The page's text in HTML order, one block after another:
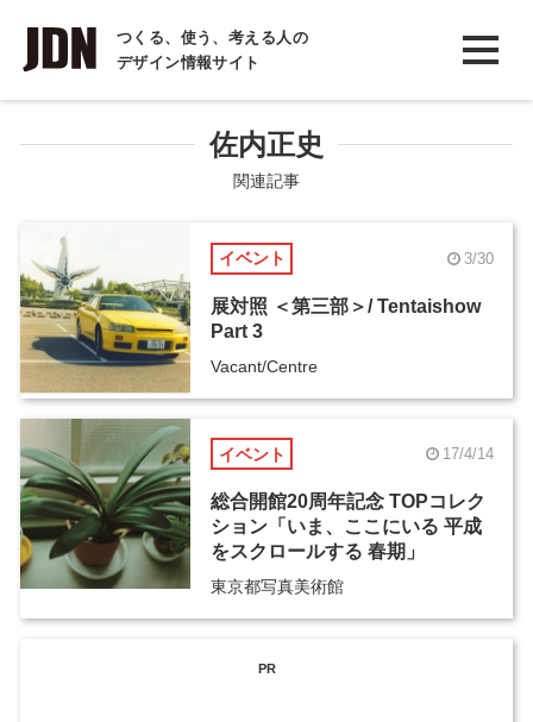
つくる、使う、考える人の
デザイン情報サイト
INTERVIEW
インタビュー
コラム
佐内正史
関連記事
イベント 3/30
展対照 ＜第三部＞/ Tentaishow
Part 3
Vacant/Centre
イベント 17/4/14
総合開館20周年記念 TOPコレク
ション「いま、ここにいる 平成
をスクロールする 春期」
東京都写真美術館
PR